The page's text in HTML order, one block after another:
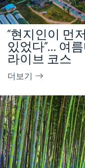
“현지인이 먼
있었다”… 여
라이브 코스
더보기